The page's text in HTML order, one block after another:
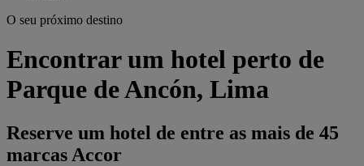
O seu próximo destino
Encontrar um hotel perto de
Parque de Ancón, Lima
Reserve um hotel de entre as mais de 45
marcas Accor